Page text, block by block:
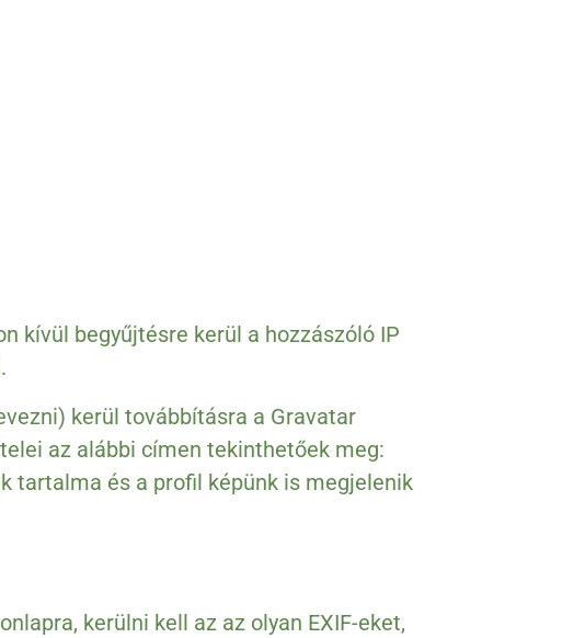
kívül begyűjtésre kerül a hozzászóló IP
kerül továbbításra a Gravatar
az alábbi címen tekinthetőek meg:
tartalma és a profil képünk is megjelenik
kerülni kell az az olyan EXIF-eket,